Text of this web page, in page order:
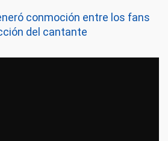
conmoción entre los fans
del cantante